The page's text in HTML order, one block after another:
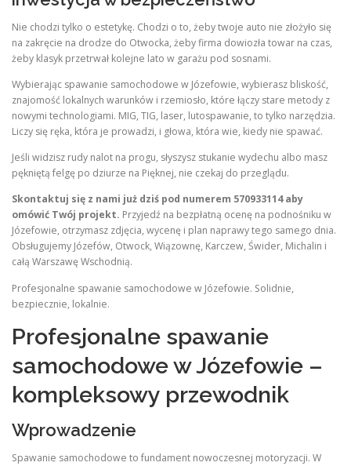
Nie chodzi tylko o estetykę. Chodzi o to, żeby twoje auto nie złożyło się
na zakręcie na drodze do Otwocka, żeby firma dowiozła towar na czas,
żeby klasyk przetrwał kolejne lato w garażu pod sosnami.
Wybierając spawanie samochodowe w Józefowie, wybierasz bliskość,
znajomość lokalnych warunków i rzemiosło, które łączy stare metody z
nowymi technologiami. MIG, TIG, laser, lutospawanie, to tylko narzędzia.
Liczy się ręka, która je prowadzi, i głowa, która wie, kiedy nie spawać.
Jeśli widzisz rudy nalot na progu, słyszysz stukanie wydechu albo masz
pękniętą felgę po dziurze na Pięknej, nie czekaj do przeglądu.
Skontaktuj się z nami już dziś pod numerem 570933114 aby
omówić Twój projekt. Przyjedź na bezpłatną ocenę na podnośniku w
Józefowie, otrzymasz zdjęcia, wycenę i plan naprawy tego samego dnia.
Obsługujemy Józefów, Otwock, Wiązownę, Karczew, Świder, Michalin i
całą Warszawę Wschodnią.
Profesjonalne spawanie samochodowe w Józefowie. Solidnie,
bezpiecznie, lokalnie.
Profesjonalne spawanie
samochodowe w Józefowie –
kompleksowy przewodnik
Wprowadzenie
Spawanie samochodowe to fundament nowoczesnej motoryzacji. W